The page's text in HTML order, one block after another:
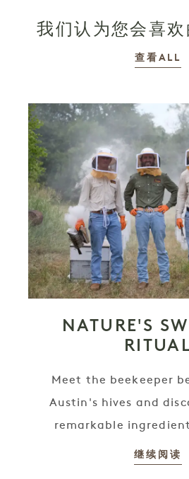
我们认为您会喜
查看ALL
NATURE'S
Meet the beekeeper
Austin's hives and
remarkable
继续阅读